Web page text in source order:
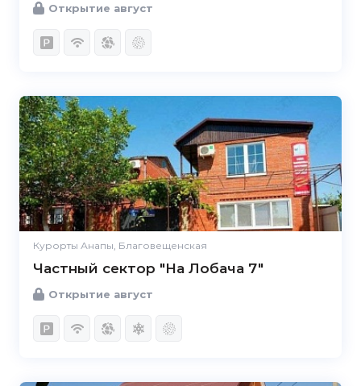
Открытие август
Курорты Анапы, Благовещенская
Частный сектор "На Лобача 7"
Открытие август